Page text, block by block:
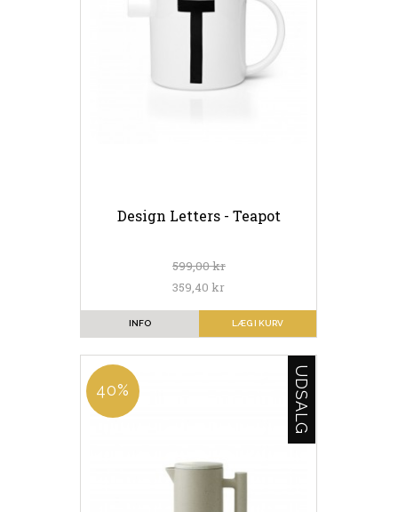
Design Letters - Teapot
599,00 kr
359,40 kr
LÆG I KURV
INFO
40% UDSALG